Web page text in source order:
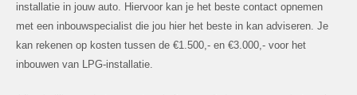
installatie in jouw auto. Hiervoor kan je het beste contact opnemen
met een inbouwspecialist die jou hier het beste in kan adviseren. Je
kan rekenen op kosten tussen de €1.500,- en €3.000,- voor het
inbouwen van LPG-installatie.